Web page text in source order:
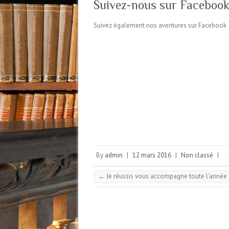
Suivez-nous sur Facebook
Suivez également nos aventures sur Facebook
By admin | 12 mars 2016 | Non classé |
← Je réussis vous accompagne toute l’année